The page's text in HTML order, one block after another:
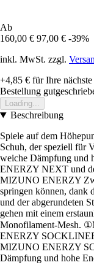
Ab
160,00 € 97,00 € -39%
inkl. MwSt. zzgl.
+4,85 € für Ihre
Bestellung
Loading...
Beschreibung
Spiele auf dem
Schuh, der speziell für
weiche Dämpfung und
ENERZY NEXT und
MIZUNO ENERZY
springen können, dank
und der abgerundeten
gehen mit einem
Monofilament-Mesh.
ENERZY
MIZUNO ENERZY
Dämpfung und hohe